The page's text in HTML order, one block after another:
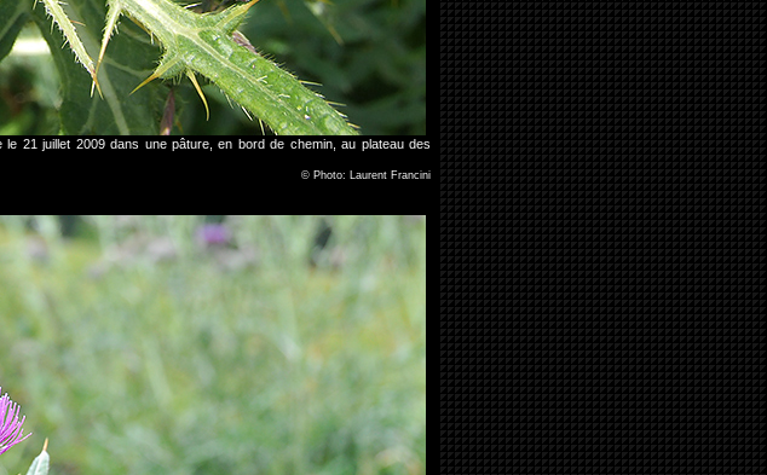
21 juillet 2009 dans une pâture, en bord de chemin, au plateau des
© Photo: Laurent Francini